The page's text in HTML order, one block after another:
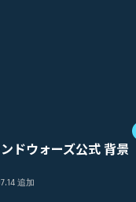
ドウォーズ公式 背景
追加